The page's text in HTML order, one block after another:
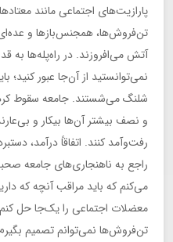
پارازیت‌های اجتماعی مانند
تن‌فروش‌ها، همجنس‌بازها و
آتش می‌افروزند. در راه‌پله‌ها
نمی‌توانستید از آن‌جا عبور کنید؛
و نصف بیشتر آن‌ها بیکار و
رفت‌وآمد کنند. اتفاقاً درآمد،
راجع به ناهنجاری‌های جامعه
می‌کنم که باید مراقب آنچه که
معضلات اجتماعی را یک‌جا حل
تن‌فروش‌ها نمی‌توانم تصمیم